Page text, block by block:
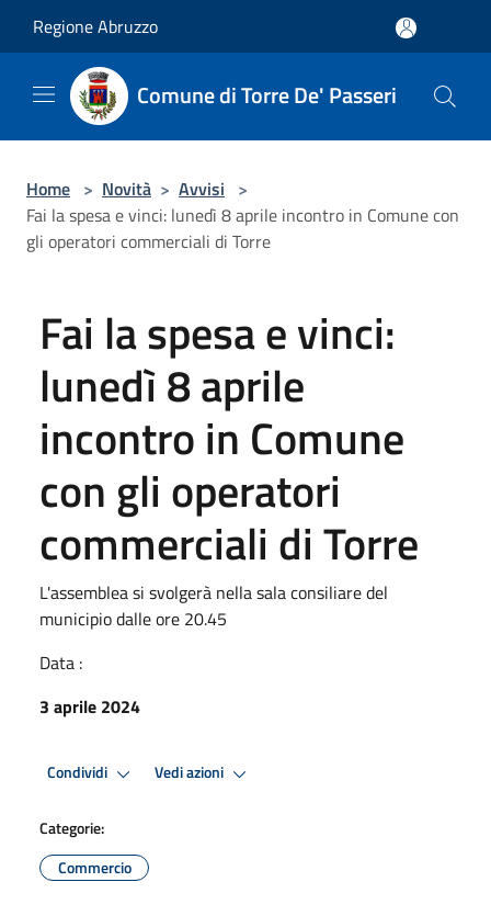
Regione Abruzzo
Comune di Torre De' Passeri
Home > Novità > Avvisi >
Fai la spesa e vinci: lunedì 8 aprile incontro in Comune con
gli operatori commerciali di Torre
Fai la spesa e vinci:
lunedì 8 aprile
incontro in Comune
con gli operatori
commerciali di Torre
L'assemblea si svolgerà nella sala consiliare del
municipio dalle ore 20.45
Data :
3 aprile 2024
Condividi Vedi azioni
Categorie:
Commercio